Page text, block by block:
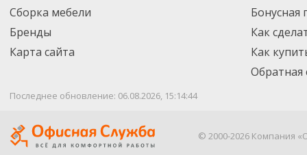
Сборка мебели
Бренды
Карта сайта
Бонусная
Как
Как
Обратная
Последнее обновление: 06.08.2026, 15:14:44
© 2000-2026 Компания